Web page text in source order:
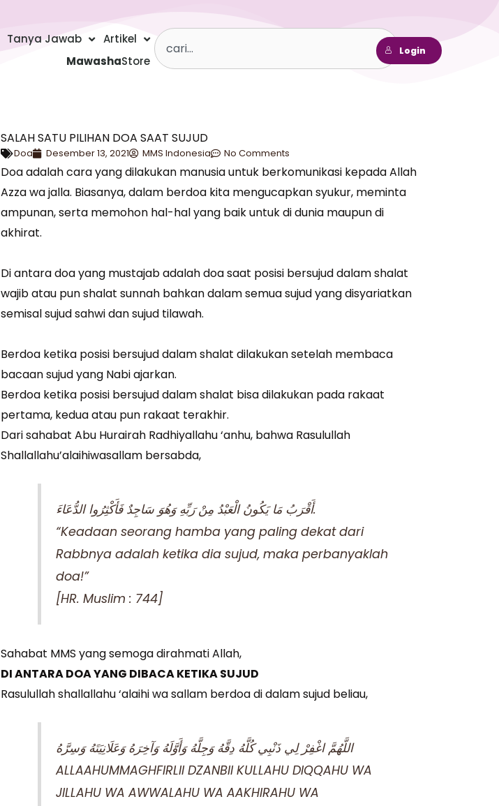
Tanya Jawab
Artikel
MawashaStore
Search
Login
SALAH SATU PILIHAN DOA SAAT SUJUD
Doa Desember 13, 2021 MMS Indonesia No Comments
Doa adalah cara yang dilakukan manusia untuk berkomunikasi kepada Allah
Azza wa jalla. Biasanya, dalam berdoa kita mengucapkan syukur, meminta
ampunan, serta memohon hal-hal yang baik untuk di dunia maupun di
akhirat.
Di antara doa yang mustajab adalah doa saat posisi bersujud dalam shalat
wajib atau pun shalat sunnah bahkan dalam semua sujud yang disyariatkan
semisal sujud sahwi dan sujud tilawah.
Berdoa ketika posisi bersujud dalam shalat dilakukan setelah membaca
bacaan sujud yang Nabi ajarkan.
Berdoa ketika posisi bersujud dalam shalat bisa dilakukan pada rakaat
pertama, kedua atau pun rakaat terakhir.
Dari sahabat Abu Hurairah Radhiyallahu ‘anhu, bahwa Rasulullah
Shallallahu’alaihiwasallam bersabda,
أَقْرَبُ مَا يَكُونُ الْعَبْدُ مِنْ رَبِّهِ وَهُوَ سَاجِدٌ فَأَكْثِرُوا الدُّعَاءَ.
“Keadaan seorang hamba yang paling dekat dari
Rabbnya adalah ketika dia sujud, maka perbanyaklah
doa!”
[HR. Muslim : 744]
Sahabat MMS yang semoga dirahmati Allah,
DI ANTARA DOA YANG DIBACA KETIKA SUJUD
Rasulullah shallallahu ‘alaihi wa sallam berdoa di dalam sujud beliau,
اللَّهُمَّ اغْفِرْ لِي ذَنْبِي كُلَّهُ دِقَّهُ وَجِلَّهُ وَأَوَّلَهُ وَآخِرَهُ وَعَلَانِيَتَهُ وَسِرَّهُ
ALLAAHUMMAGHFIRLII DZANBII KULLAHU DIQQAHU WA
JILLAHU WA AWWALAHU WA AAKHIRAHU WA